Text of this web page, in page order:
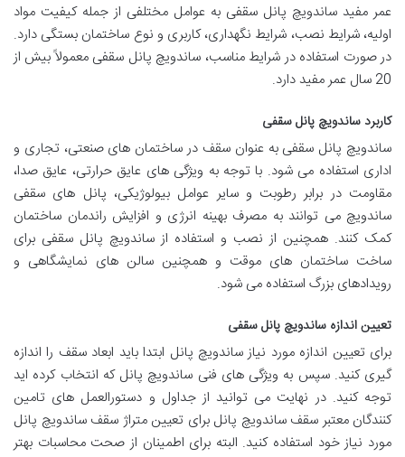
عمر مفید ساندویچ پانل سقفی به عوامل مختلفی از جمله کیفیت مواد
اولیه، شرایط نصب، شرایط نگهداری، کاربری و نوع ساختمان بستگی دارد.
در صورت استفاده در شرایط مناسب، ساندویچ پانل سقفی معمولاً بیش از
20 سال عمر مفید دارد.
کاربرد ساندویچ پانل سقفی
ساندویچ پانل سقفی به عنوان سقف در ساختمان های صنعتی، تجاری و
اداری استفاده می شود. با توجه به ویژگی های عایق حرارتی، عایق صدا،
مقاومت در برابر رطوبت و سایر عوامل بیولوژیکی، پانل های سقفی
ساندویچ می توانند به مصرف بهینه انرژی و افزایش راندمان ساختمان
کمک کنند. همچنین از نصب و استفاده از ساندویچ پانل سقفی برای
ساخت ساختمان های موقت و همچنین سالن های نمایشگاهی و
رویدادهای بزرگ استفاده می شود.
تعیین اندازه ساندویچ پانل سقفی
برای تعیین اندازه مورد نیاز ساندویچ پانل ابتدا باید ابعاد سقف را اندازه
گیری کنید. سپس به ویژگی های فنی ساندویچ پانل که انتخاب کرده اید
توجه کنید. در نهایت می توانید از جداول و دستورالعمل های تامین
کنندگان معتبر سقف ساندویچ پانل برای تعیین متراژ سقف ساندویچ پانل
مورد نیاز خود استفاده کنید. البته برای اطمینان از صحت محاسبات بهتر